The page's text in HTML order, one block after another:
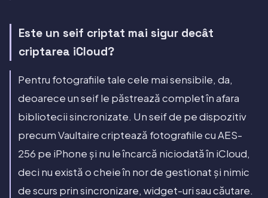
Este un seif criptat mai sigur decât
criptarea iCloud?
Pentru fotografiile tale cele mai sensibile, da,
deoarece un seif le păstrează complet în afara
bibliotecii sincronizate. Un seif de pe dispozitiv
precum Vaultaire criptează fotografiile cu AES-
256 pe iPhone și nu le încarcă niciodată în iCloud,
deci nu există o cheie în nor de gestionat și nimic
de scurs prin sincronizare, widget-uri sau căutare.